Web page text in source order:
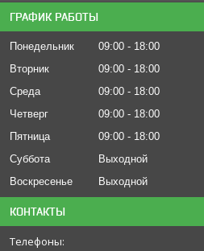
ГРАФИК РАБОТЫ
Понедельник 09:00
18:00
Вторник
09:00
18:00
Среда
09:00
18:00
Четверг
09:00
18:00
Пятница
09:00
18:00
Суббота
Выходной
Воскресенье
Выходной
КОНТАКТЫ